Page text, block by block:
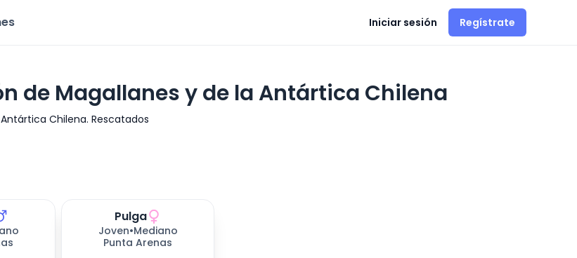
Iniciar sesión Regístrate
de Magallanes y de la Antártica Chilena
Chilena. Rescatados
días esperando
Pulga
Joven•Mediano
Punta Arenas